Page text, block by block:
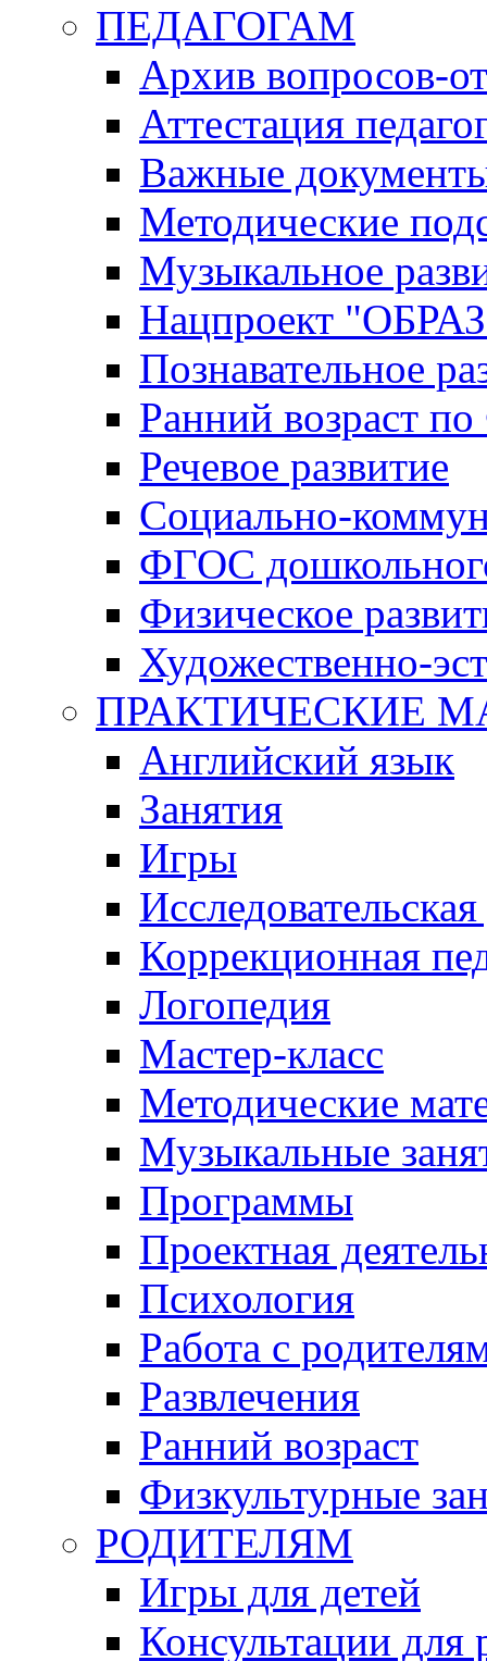
ПЕДАГОГАМ
Архив вопросов-
Аттестация
Важные
Методические
Музыкальное
Нацпроект
Познавательное
Ранний возраст
Речевое развитие
Социально-
ФГОС
Физическое
Художественно-
ПРАКТИЧЕСКИЕ
Английский язык
Занятия
Игры
Коррекционная
Логопедия
Мастер-класс
Методические
Музыкальные
Программы
Проектная
Психология
Работа с
Развлечения
Ранний возраст
Физкультурные
РОДИТЕЛЯМ
Игры для детей
Консультации для